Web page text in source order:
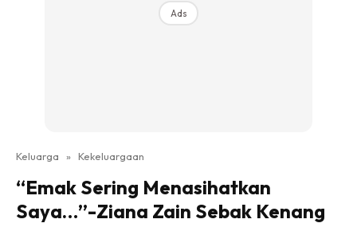
Ads
Keluarga » Kekeluargaan
“Emak Sering Menasihatkan
Saya…”-Ziana Zain Sebak Kenang